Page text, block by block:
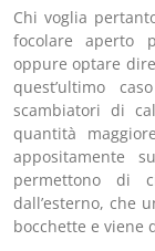
Chi voglia
focolare aperto
oppure optare
quest’ultimo
scambiatori di
quantità
appositamente
permettono di
dall’esterno, che
bocchette e viene